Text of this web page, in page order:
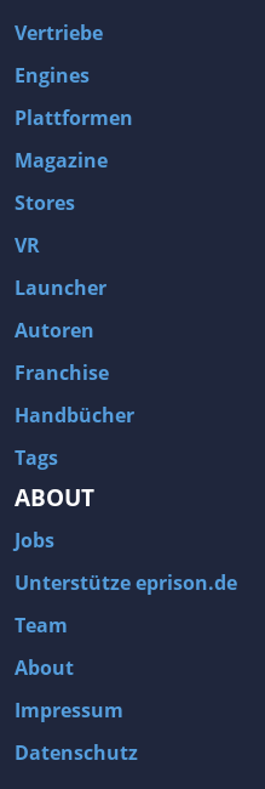
Vertriebe
Engines
Plattformen
Magazine
Stores
VR
Launcher
Autoren
Franchise
Handbücher
Tags
ABOUT
Jobs
Unterstütze eprison.de
Team
About
Impressum
Datenschutz